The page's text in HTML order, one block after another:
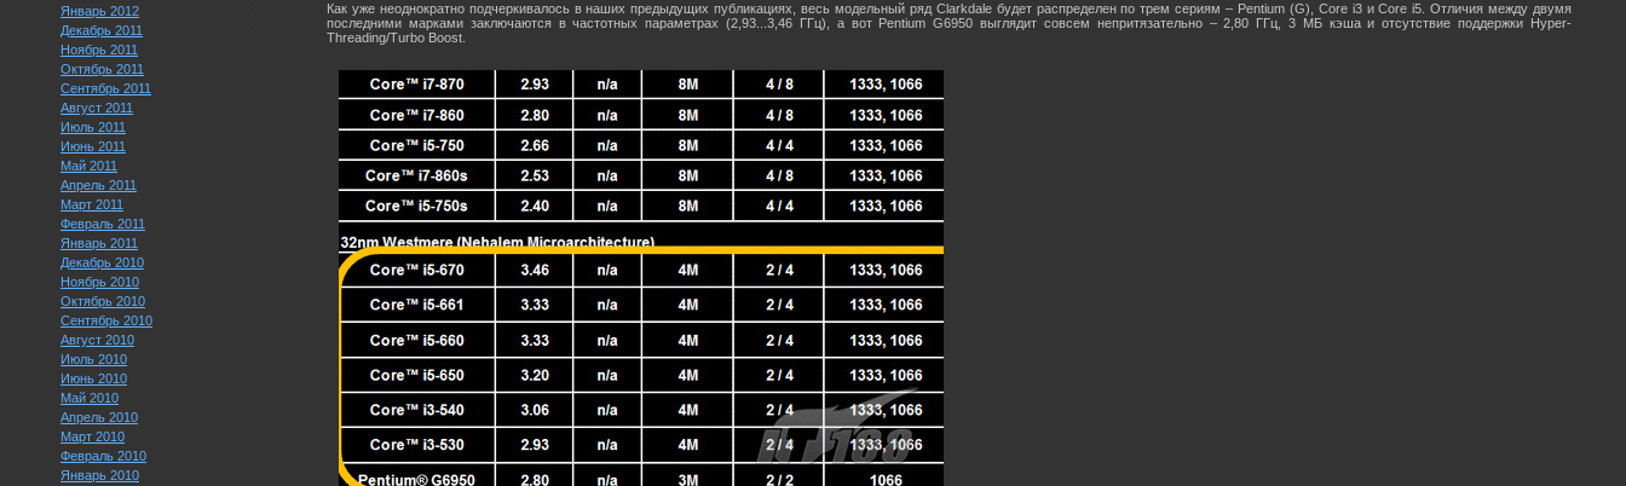
Январь 2012
Декабрь 2011
Ноябрь 2011
Октябрь 2011
Сентябрь 2011
Август 2011
Июль 2011
Июнь 2011
Май 2011
Апрель 2011
Март 2011
Февраль 2011
Январь 2011
Декабрь 2010
Ноябрь 2010
Октябрь 2010
Сентябрь 2010
Август 2010
Июль 2010
Июнь 2010
Май 2010
Апрель 2010
Март 2010
Февраль 2010
Январь 2010
Как уже неоднократно подчеркивалось в наших предыдущих публикациях, весь модельный ряд Clarkdale будет распределен по трем сериям – Pentium (G), Core i3 и Core i5. Отличия между двумя
последними марками заключаются в частотных параметрах (2,93...3,46 ГГц), а вот Pentium G6950 выглядит совсем непритязательно – 2,80 ГГц, 3 МБ кэша и отсутствие поддержки Hyper-
Threading/Turbo Boost.